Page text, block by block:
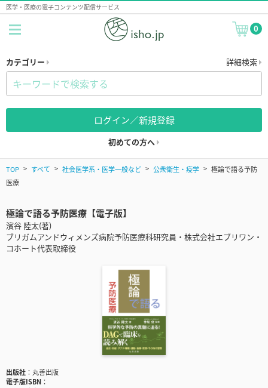
医学・医療の電子コンテンツ配信サービス
0
カテゴリー 詳細検索
ログイン／新規登録
初めての方へ
TOP すべて 社会医学系・医学一般など 公衆衛生・疫学
極論で語る予防
医療
極論で語る予防医療【電子版】
濱谷 陸太(著)
ブリガムアンドウィメンズ病院予防医療科研究員・株式会社エブリワン・
コホート代表取締役
出版社
丸善出版
電子版ISBN